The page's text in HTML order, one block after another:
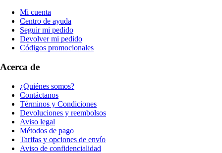
Mi cuenta
Centro de ayuda
Seguir mi pedido
Devolver mi pedido
Códigos promocionales
Acerca de
¿Quiénes somos?
Contáctanos
Términos y Condiciones
Devoluciones y reembolsos
Aviso legal
Métodos de pago
Tarifas y opciones de envío
Aviso de confidencialidad